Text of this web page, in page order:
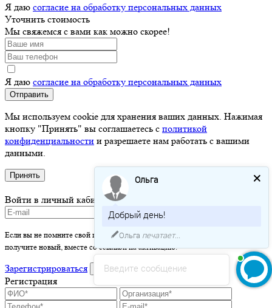
Я даю согласие на обработку персональных данных
Уточнить стоимость
Мы свяжемся с вами как можно скорее!
Я даю согласие на обработку персональных данных
Отправить
Мы используем cookie для хранения ваших данных. Нажимая
кнопку "Принять" вы соглашаетесь с политикой
конфиденциальности и разрешаете нам работать с вашими
данными.
Принять
Войти в личный кабинет
Если вы не помните свой пароль - просто оставьте это поле пустым и вы
получите новый, вместе со ссылкой на активацию.
Зарегистрироваться войти
Регистрация
Введите сообщение
Ольга
Добрый день!
Ольга печатает...